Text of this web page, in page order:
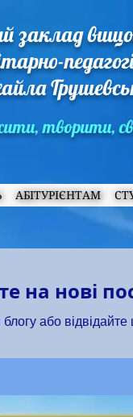
заклад
творити,
АБІТУРІЄНТАМ
на нові
або відвідайте